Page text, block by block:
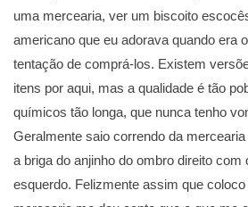
uma mercearia, ver um biscoito
americano que eu adorava quando era
tentação de comprá-los. Existem
itens por aqui, mas a qualidade é tão
químicos tão longa, que nunca tenho
Geralmente saio correndo da
a briga do anjinho do ombro direito com
esquerdo. Felizmente assim que